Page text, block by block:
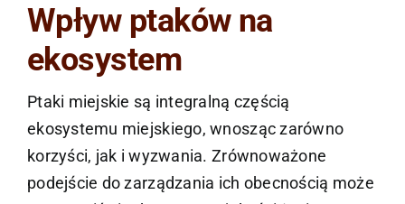
Wpływ ptaków na
ekosystem
Ptaki miejskie są integralną częścią
ekosystemu miejskiego, wnosząc zarówno
korzyści, jak i wyzwania. Zrównoważone
podejście do zarządzania ich obecnością może